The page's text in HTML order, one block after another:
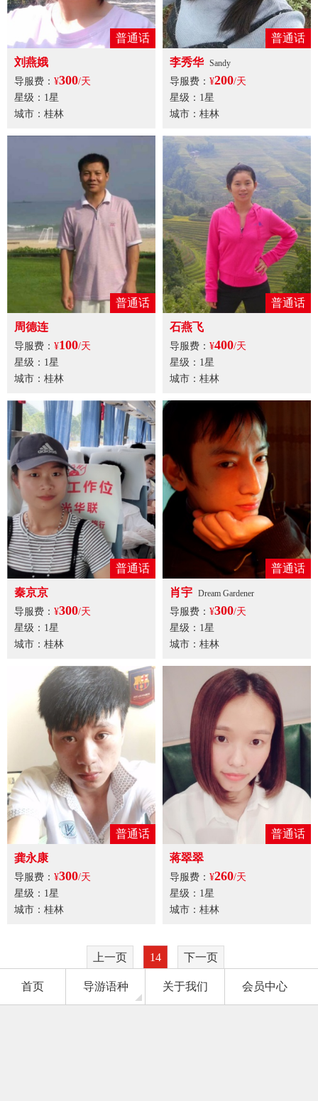
普通话
刘燕娥
导服费： ¥300/天
星级：1星
城市：桂林
普通话
李秀华 Sandy
导服费： ¥200/天
星级：1星
城市：桂林
普通话
周德连
导服费： ¥100/天
星级：1星
城市：桂林
普通话
石燕飞
导服费： ¥400/天
星级：1星
城市：桂林
普通话
秦京京
导服费： ¥300/天
星级：1星
城市：桂林
普通话
肖宇 Dream Gardener
导服费： ¥300/天
星级：1星
城市：桂林
普通话
龚永康
导服费： ¥300/天
星级：1星
城市：桂林
普通话
蒋翠翠
导服费： ¥260/天
星级：1星
城市：桂林
上一页 14 下一页
首页 导游语种 关于我们 会员中心